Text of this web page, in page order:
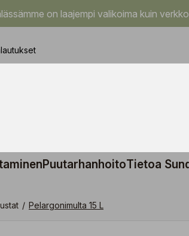
on laajempi valikoima kuin
PuutarhanhoitoTietoa
/ Pelargonimulta 15 L